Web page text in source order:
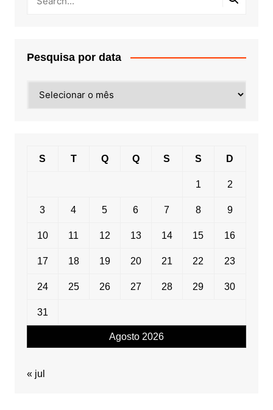
Pesquisa por data
por
Agosto 2026
S T Q Q S S D
1 2
3 4 5 6 7 8 9
10 11 12 13 14 15 16
17 18 19 20 21 22 23
24 25 26 27 28 29 30
31
« jul